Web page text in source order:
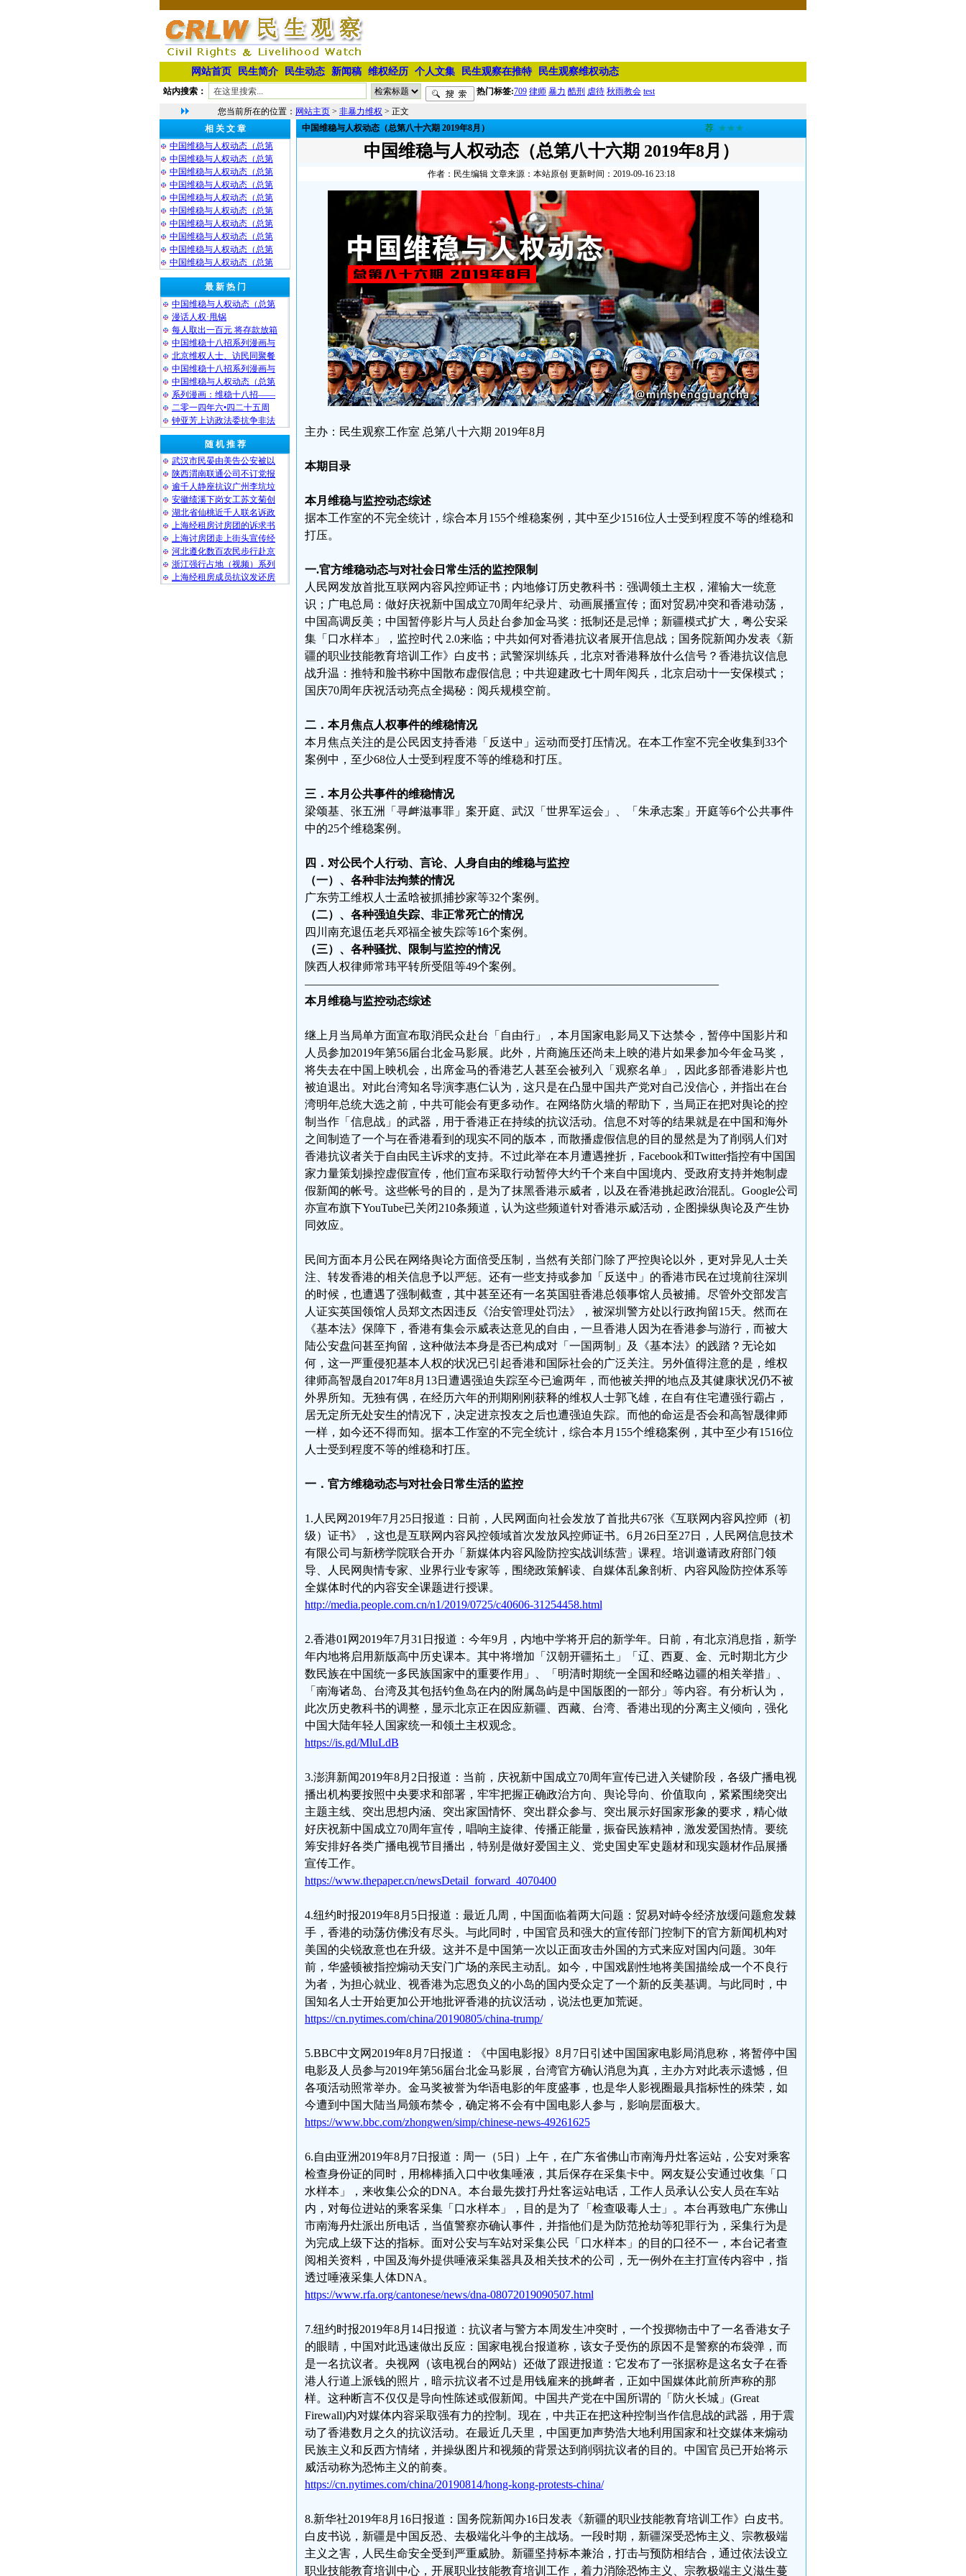
网站首页 民生简介 民生动态 新闻稿 维权经历 个人文集 民生观察在推特 民生观察维权动态
站内搜索： 热门标签:709 律师 暴力 酷刑 虐待 秋雨教会 test
您当前所在的位置： 网站主页 > 非暴力维权 > 正文
相 关 文 章
中国维稳与人权动态（总第
中国维稳与人权动态（总第
中国维稳与人权动态（总第
中国维稳与人权动态（总第
中国维稳与人权动态（总第
中国维稳与人权动态（总第
中国维稳与人权动态（总第
中国维稳与人权动态（总第
中国维稳与人权动态（总第
中国维稳与人权动态（总第
最 新 热 门
中国维稳与人权动态（总第
漫话人权·甩锅
每人取出一百元 将存款放箱
中国维稳十八招系列漫画与
北京维权人士、访民同聚餐
中国维稳十八招系列漫画与
中国维稳与人权动态（总第
系列漫画：维稳十八招——
二零一四年六•四二十五周
钟亚芳上访政法委抗争非法
随 机 推 荐
武汉市民晏由美告公安被以
陕西渭南联通公司不订党报
逾千人静座抗议广州李坑垃
安徽绩溪下岗女工苏文菊创
湖北省仙桃近千人联名诉政
上海经租房讨房团的诉求书
上海讨房团走上街头宣传经
河北遵化数百农民步行赴京
浙江强行占地（视频）系列
上海经租房成员抗议发还房
中国维稳与人权动态（总第八十六期 2019年8月） 荐 ★★★
中国维稳与人权动态（总第八十六期 2019年8月）
作者：民生编辑 文章来源：本站原创 更新时间：2019-09-16 23:18
主办：民生观察工作室 总第八十六期 2019年8月
本期目录
本月维稳与监控动态综述
据本工作室的不完全统计，综合本月155个维稳案例，其中至少1516位人士受到程度不等的维稳和
打压。
一.官方维稳动态与对社会日常生活的监控限制
人民网发放首批互联网内容风控师证书；内地修订历史教科书：强调领土主权，灌输大一统意
识；广电总局：做好庆祝新中国成立70周年纪录片、动画展播宣传；面对贸易冲突和香港动荡，
中国高调反美；中国暂停影片与人员赴台参加金马奖：抵制还是忌惮；新疆模式扩大，粤公安采
集「口水样本」，监控时代 2.0来临；中共如何对香港抗议者展开信息战；国务院新闻办发表《新
疆的职业技能教育培训工作》白皮书；武警深圳练兵，北京对香港释放什么信号？香港抗议信息
战升温：推特和脸书称中国散布虚假信息；中共迎建政七十周年阅兵，北京启动十一安保模式；
国庆70周年庆祝活动亮点全揭秘：阅兵规模空前。
二．本月焦点人权事件的维稳情况
本月焦点关注的是公民因支持香港「反送中」运动而受打压情况。在本工作室不完全收集到33个
案例中，至少68位人士受到程度不等的维稳和打压。
三．本月公共事件的维稳情况
梁颂基、张五洲「寻衅滋事罪」案开庭、武汉「世界军运会」、「朱承志案」开庭等6个公共事件
中的25个维稳案例。
四．对公民个人行动、言论、人身自由的维稳与监控
（一）、各种非法拘禁的情况
广东劳工维权人士孟晗被抓捕抄家等32个案例。
（二）、各种强迫失踪、非正常死亡的情况
四川南充退伍老兵邓福全被失踪等16个案例。
（三）、各种骚扰、限制与监控的情况
陕西人权律师常玮平转所受阻等49个案例。
————————————————————————————————————
本月维稳与监控动态综述
继上月当局单方面宣布取消民众赴台「自由行」，本月国家电影局又下达禁令，暂停中国影片和
人员参加2019年第56届台北金马影展。此外，片商施压还尚未上映的港片如果参加今年金马奖，
将失去在中国上映机会，出席金马的香港艺人甚至会被列入「观察名单」，因此多部香港影片也
被迫退出。对此台湾知名导演李惠仁认为，这只是在凸显中国共产党对自己没信心，并指出在台
湾明年总统大选之前，中共可能会有更多动作。在网络防火墙的帮助下，当局正在把对舆论的控
制当作「信息战」的武器，用于香港正在持续的抗议活动。信息不对等的结果就是在中国和海外
之间制造了一个与在香港看到的现实不同的版本，而散播虚假信息的目的显然是为了削弱人们对
香港抗议者关于自由民主诉求的支持。不过此举在本月遭遇挫折，Facebook和Twitter指控有中国国
家力量策划操控虚假宣传，他们宣布采取行动暂停大约千个来自中国境内、受政府支持并炮制虚
假新闻的帐号。这些帐号的目的，是为了抹黑香港示威者，以及在香港挑起政治混乱。Google公司
亦宣布旗下YouTube已关闭210条频道，认为这些频道针对香港示威活动，企图操纵舆论及产生协
同效应。
民间方面本月公民在网络舆论方面倍受压制，当然有关部门除了严控舆论以外，更对异见人士关
注、转发香港的相关信息予以严惩。还有一些支持或参加「反送中」的香港市民在过境前往深圳
的时候，也遭遇了强制截查，其中甚至还有一名英国驻香港总领事馆人员被捕。尽管外交部发言
人证实英国领馆人员郑文杰因违反《治安管理处罚法》，被深圳警方处以行政拘留15天。然而在
《基本法》保障下，香港有集会示威表达意见的自由，一旦香港人因为在香港参与游行，而被大
陆公安盘问甚至拘留，这种做法本身是否已构成对「一国两制」及《基本法》的践踏？无论如
何，这一严重侵犯基本人权的状况已引起香港和国际社会的广泛关注。另外值得注意的是，维权
律师高智晟自2017年8月13日遭遇强迫失踪至今已逾两年，而他被关押的地点及其健康状况仍不被
外界所知。无独有偶，在经历六年的刑期刚刚获释的维权人士郭飞雄，在自有住宅遭强行霸占，
居无定所无处安生的情况下，决定进京投友之后也遭强迫失踪。而他的命运是否会和高智晟律师
一样，如今还不得而知。据本工作室的不完全统计，综合本月155个维稳案例，其中至少有1516位
人士受到程度不等的维稳和打压。
一．官方维稳动态与对社会日常生活的监控
1.人民网2019年7月25日报道：日前，人民网面向社会发放了首批共67张《互联网内容风控师（初
级）证书》，这也是互联网内容风控领域首次发放风控师证书。6月26日至27日，人民网信息技术
有限公司与新榜学院联合开办「新媒体内容风险防控实战训练营」课程。培训邀请政府部门领
导、人民网舆情专家、业界行业专家等，围绕政策解读、自媒体乱象剖析、内容风险防控体系等
全媒体时代的内容安全课题进行授课。
http://media.people.com.cn/n1/2019/0725/c40606-31254458.html
2.香港01网2019年7月31日报道：今年9月，内地中学将开启的新学年。日前，有北京消息指，新学
年内地将启用新版高中历史课本。其中将增加「汉朝开疆拓土」「辽、西夏、金、元时期北方少
数民族在中国统一多民族国家中的重要作用」、「明清时期统一全国和经略边疆的相关举措」、
「南海诸岛、台湾及其包括钓鱼岛在内的附属岛屿是中国版图的一部分」等内容。有分析认为，
此次历史教科书的调整，显示北京正在因应新疆、西藏、台湾、香港出现的分离主义倾向，强化
中国大陆年轻人国家统一和领土主权观念。
https://is.gd/MluLdB
3.澎湃新闻2019年8月2日报道：当前，庆祝新中国成立70周年宣传已进入关键阶段，各级广播电视
播出机构要按照中央要求和部署，牢牢把握正确政治方向、舆论导向、价值取向，紧紧围绕突出
主题主线、突出思想内涵、突出家国情怀、突出群众参与、突出展示好国家形象的要求，精心做
好庆祝新中国成立70周年宣传，唱响主旋律、传播正能量，振奋民族精神，激发爱国热情。要统
筹安排好各类广播电视节目播出，特别是做好爱国主义、党史国史军史题材和现实题材作品展播
宣传工作。
https://www.thepaper.cn/newsDetail_forward_4070400
4.纽约时报2019年8月5日报道：最近几周，中国面临着两大问题：贸易对峙令经济放缓问题愈发棘
手，香港的动荡仿佛没有尽头。与此同时，中国官员和强大的宣传部门控制下的官方新闻机构对
美国的尖锐敌意也在升级。这并不是中国第一次以正面攻击外国的方式来应对国内问题。30年
前，华盛顿被指控煽动天安门广场的亲民主动乱。如今，中国戏剧性地将美国描绘成一个不良行
为者，为担心就业、视香港为忘恩负义的小岛的国内受众定了一个新的反美基调。与此同时，中
国知名人士开始更加公开地批评香港的抗议活动，说法也更加荒诞。
https://cn.nytimes.com/china/20190805/china-trump/
5.BBC中文网2019年8月7日报道：《中国电影报》8月7日引述中国国家电影局消息称，将暂停中国
电影及人员参与2019年第56届台北金马影展，台湾官方确认消息为真，主办方对此表示遗憾，但
各项活动照常举办。金马奖被誉为华语电影的年度盛事，也是华人影视圈最具指标性的殊荣，如
今遭到中国大陆当局颁布禁令，确定将不会有中国电影人参与，影响层面极大。
https://www.bbc.com/zhongwen/simp/chinese-news-49261625
6.自由亚洲2019年8月7日报道：周一（5日）上午，在广东省佛山市南海丹灶客运站，公安对乘客
检查身份证的同时，用棉棒插入口中收集唾液，其后保存在采集卡中。网友疑公安通过收集「口
水样本」，来收集公众的DNA。本台最先拨打丹灶客运站电话，工作人员承认公安人员在车站
内，对每位进站的乘客采集「口水样本」，目的是为了「检查吸毒人士」。本台再致电广东佛山
市南海丹灶派出所电话，当值警察亦确认事件，并指他们是为防范抢劫等犯罪行为，采集行为是
为完成上级下达的指标。面对公安与车站对采集公民「口水样本」的目的口径不一，本台记者查
阅相关资料，中国及海外提供唾液采集器具及相关技术的公司，无一例外在主打宣传内容中，指
透过唾液采集人体DNA。
https://www.rfa.org/cantonese/news/dna-08072019090507.html
7.纽约时报2019年8月14日报道：抗议者与警方本周发生冲突时，一个投掷物击中了一名香港女子
的眼睛，中国对此迅速做出反应：国家电视台报道称，该女子受伤的原因不是警察的布袋弹，而
是一名抗议者。央视网（该电视台的网站）还做了跟进报道：它发布了一张据称是这名女子在香
港人行道上派钱的照片，暗示抗议者不过是用钱雇来的挑衅者，正如中国媒体此前所声称的那
样。这种断言不仅仅是导向性陈述或假新闻。中国共产党在中国所谓的「防火长城」(Great
Firewall)内对媒体内容采取强有力的控制。现在，中共正在把这种控制当作信息战的武器，用于震
动了香港数月之久的抗议活动。在最近几天里，中国更加声势浩大地利用国家和社交媒体来煽动
民族主义和反西方情绪，并操纵图片和视频的背景达到削弱抗议者的目的。中国官员已开始将示
威活动称为恐怖主义的前奏。
https://cn.nytimes.com/china/20190814/hong-kong-protests-china/
8.新华社2019年8月16日报道：国务院新闻办16日发表《新疆的职业技能教育培训工作》白皮书。
白皮书说，新疆是中国反恐、去极端化斗争的主战场。一段时期，新疆深受恐怖主义、宗教极端
主义之害，人民生命安全受到严重威胁。新疆坚持标本兼治，打击与预防相结合，通过依法设立
职业技能教育培训中心，开展职业技能教育培训工作，着力消除恐怖主义、宗教极端主义滋生蔓